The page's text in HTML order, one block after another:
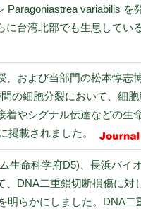
Paragoniastrea variabilis
台湾北部でも生息して
および当部門の松本惇
の細胞分裂において、細
やシグナル伝達などの
掲載されました。
生命科学府D5)、長浜バ
DNA二重鎖切断損傷に
らかにしました。DNA